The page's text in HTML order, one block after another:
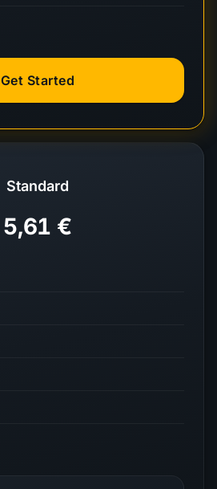
Standard
5,61 €
Get Started